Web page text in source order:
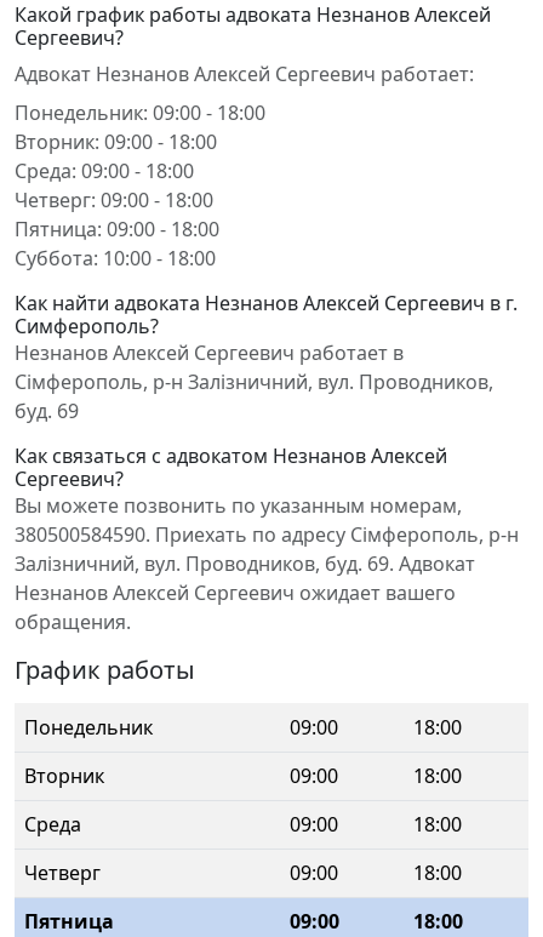
Какой график работы адвоката Незнанов Алексей
Сергеевич?
Адвокат Незнанов Алексей Сергеевич работает:
Понедельник: 09:00 - 18:00
Вторник: 09:00 - 18:00
Среда: 09:00 - 18:00
Четверг: 09:00 - 18:00
Пятница: 09:00 - 18:00
Суббота: 10:00 - 18:00
Как найти адвоката Незнанов Алексей Сергеевич в г.
Симферополь?
Незнанов Алексей Сергеевич работает в
Сімферополь, р-н Залізничний, вул. Проводников,
буд. 69
Как связаться с адвокатом Незнанов Алексей
Сергеевич?
Вы можете позвонить по указанным номерам,
380500584590. Приехать по адресу Сімферополь, р-н
Залізничний, вул. Проводников, буд. 69. Адвокат
Незнанов Алексей Сергеевич ожидает вашего
обращения.
График работы
Понедельник 09:00
18:00
Вторник
09:00
18:00
Среда
09:00
18:00
Четверг
09:00
18:00
Пятница
09:00
18:00